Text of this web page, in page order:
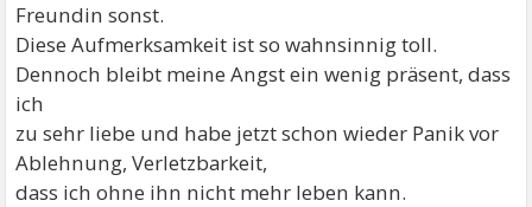
Freundin sonst.
Diese Aufmerksamkeit ist so wahnsinnig toll.
Dennoch bleibt meine Angst ein wenig präsent, dass
ich
zu sehr liebe und habe jetzt schon wieder Panik vor
Ablehnung, Verletzbarkeit,
dass ich ohne ihn nicht mehr leben kann.